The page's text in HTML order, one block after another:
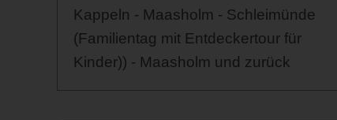
Kappeln - Maasholm - Schleimünde
(Familientag mit Entdeckertour für
Kinder)) - Maasholm und zurück